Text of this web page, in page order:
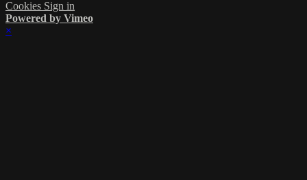
Cookies Sign in
Powered by Vimeo
×